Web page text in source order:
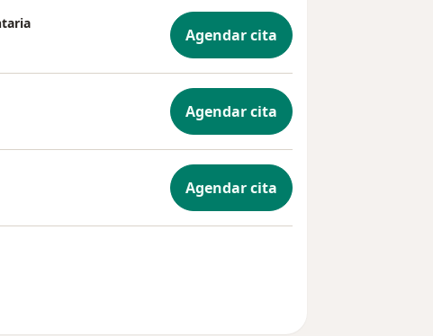
Agendar cita
Agendar cita
Agendar cita